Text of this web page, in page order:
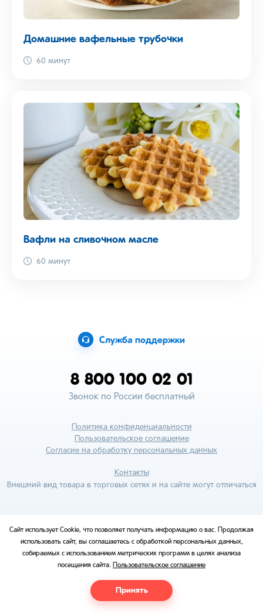
Домашние вафельные трубочки
60 минут
Вафли на сливочном масле
60 минут
Служба поддержки
8 800 100 02 01
Звонок по России бесплатный
Политика конфиденциальности
Пользовательское соглашение
Согласие на обработку персональных данных
Контакты
Внешний вид товара в торговых сетях и на сайте могут отличаться
Сайт использует Cookie, что позволяет получать информацию о вас. Продолжая
использовать сайт, вы соглашаетесь с обработкой персональных данных,
собираемых с использованием метрических программ в целях анализа
посещения сайта. Пользовательское соглашение
Принять